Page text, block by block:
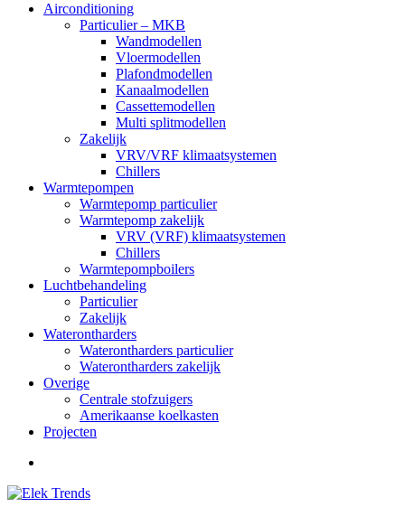
Airconditioning
Particulier – MKB
Wandmodellen
Vloermodellen
Plafondmodellen
Kanaalmodellen
Cassettemodellen
Multi splitmodellen
Zakelijk
VRV/VRF klimaatsystemen
Chillers
Warmtepompen
Warmtepomp particulier
Warmtepomp zakelijk
VRV (VRF) klimaatsystemen
Chillers
Warmtepompboilers
Luchtbehandeling
Particulier
Zakelijk
Waterontharders
Waterontharders particulier
Waterontharders zakelijk
Overige
Centrale stofzuigers
Amerikaanse koelkasten
Projecten